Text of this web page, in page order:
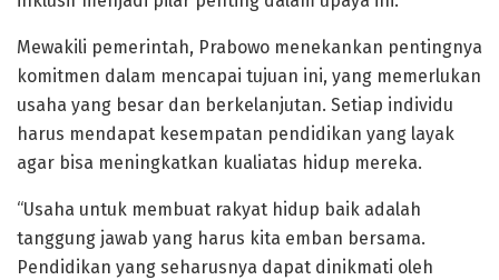
Mewakili pemerintah, Prabowo menekankan pentingnya
komitmen dalam mencapai tujuan ini, yang memerlukan
usaha yang besar dan berkelanjutan. Setiap individu
harus mendapat kesempatan pendidikan yang layak
agar bisa meningkatkan kualiatas hidup mereka.
“Usaha untuk membuat rakyat hidup baik adalah
tanggung jawab yang harus kita emban bersama.
Pendidikan yang seharusnya dapat dinikmati oleh